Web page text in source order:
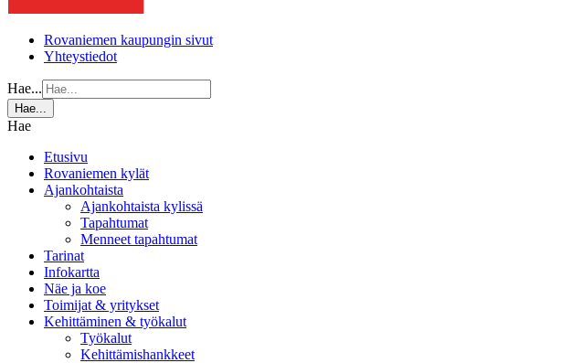
Rovaniemen kaupungin sivut
Yhteystiedot
Hae...
Hae...
Hae
Etusivu
Rovaniemen kylät
Ajankohtaista
Ajankohtaista kylissä
Tapahtumat
Menneet tapahtumat
Tarinat
Infokartta
Näe ja koe
Toimijat & yritykset
Kehittäminen & työkalut
Työkalut
Kehittämishankkeet